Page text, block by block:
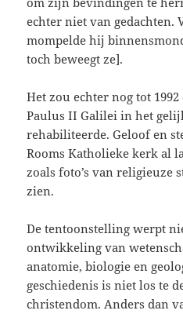
echter niet van gedachten.
mompelde hij
toch beweegt ze].
Het zou echter nog tot
Paulus II Galilei in het
rehabiliteerde. Geloof en
Rooms Katholieke kerk al
zoals foto’s van religieuze
zien.
De tentoonstelling werpt
ontwikkeling van
anatomie, biologie en
geschiedenis is niet los te
christendom. Anders dan